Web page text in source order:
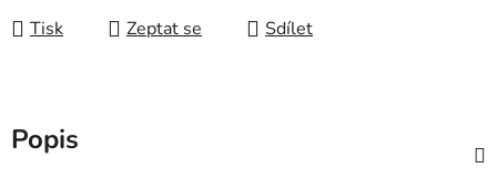
Tisk Zeptat se Sdílet
Popis